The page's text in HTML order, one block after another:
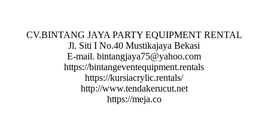
CV.BINTANG JAYA PARTY EQUIPMENT RENTAL
Jl. Siti I No.40 Mustikajaya Bekasi
E-mail. bintangjaya75@yahoo.com
https://bintangeventequipment.rentals
https://kursiacrylic.rentals/
http://www.tendakerucut.net
https://meja.co